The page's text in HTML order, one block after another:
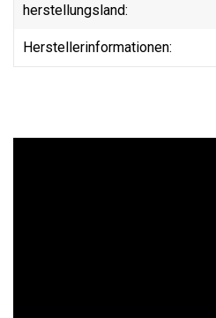
herstellungsland:
Herstellerinformationen: